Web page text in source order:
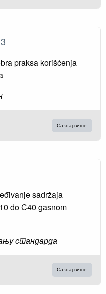
praksa korišćenja
Сазнај више
sadržaja
do C40 gasnom
стандарда
Сазнај више